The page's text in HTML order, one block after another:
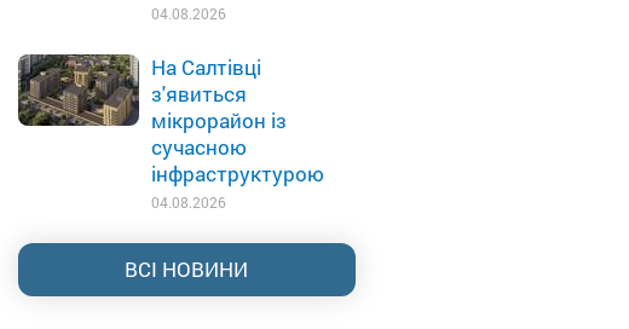
04.08.2026
На Салтівці
з'явиться
мікрорайон із
сучасною
інфраструктурою
04.08.2026
ВСІ НОВИНИ